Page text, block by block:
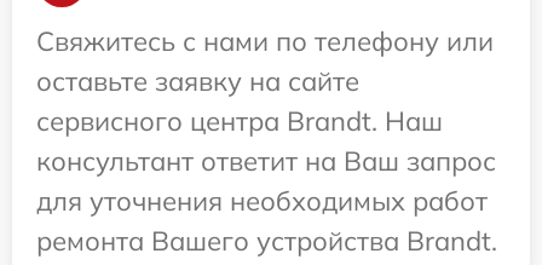
Свяжитесь с нами по телефону или
оставьте заявку на сайте
сервисного центра Brandt. Наш
консультант ответит на Ваш запрос
для уточнения необходимых работ
ремонта Вашего устройства Brandt.